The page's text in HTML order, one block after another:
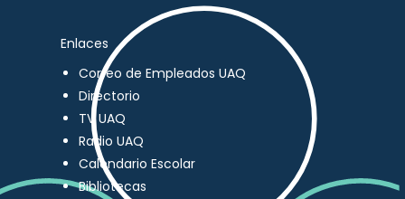
Enlaces
Correo de Empleados UAQ
Directorio
TV UAQ
Radio UAQ
Calendario Escolar
Bibliotecas